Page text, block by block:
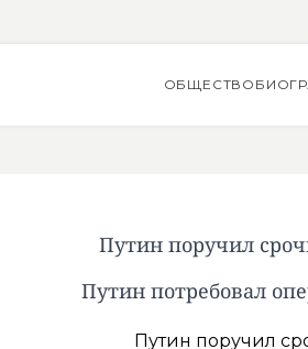
ОБЩЕСТВО
Путин поручил
Путин потребовал